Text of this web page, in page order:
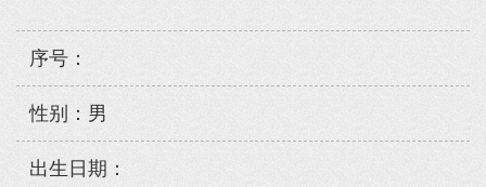
序号：
性别：男
出生日期：